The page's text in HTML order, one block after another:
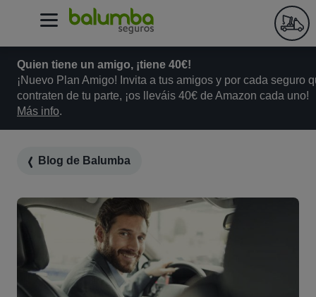
Quien tiene un amigo, ¡tiene 40€!
¡Nuevo Plan Amigo! Invita a tus amigos y por cada seguro
contraten de tu parte, ¡os lleváis 40€ de Amazon cada uno!
Más info.
Blog de Balumba